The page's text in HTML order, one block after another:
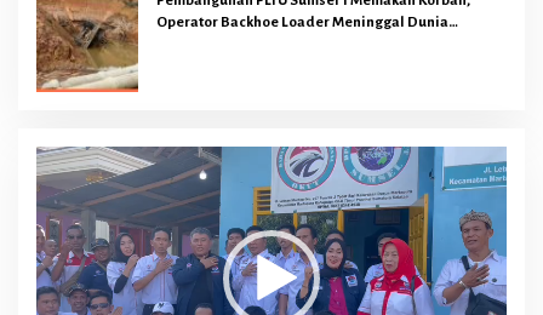
Operator Backhoe Loader Meninggal Dunia
Pemutar
Video